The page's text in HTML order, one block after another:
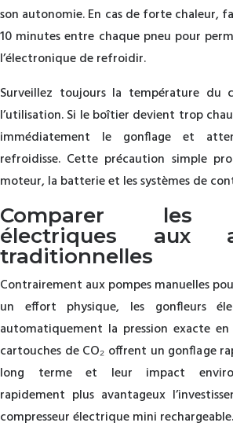
son autonomie. En cas de forte chaleur,
10 minutes entre chaque pneu pour
l’électronique de refroidir.
Surveillez toujours la température du
l’utilisation. Si le boîtier devient trop
immédiatement le gonflage et
refroidisse. Cette précaution simple
moteur, la batterie et les systèmes de
Comparer les
électriques aux
traditionnelles
Contrairement aux pompes manuelles
un effort physique, les gonfleurs
automatiquement la pression exacte
cartouches de CO₂ offrent un gonflage
long terme et leur impact
rapidement plus avantageux
compresseur électrique mini rechargeable.